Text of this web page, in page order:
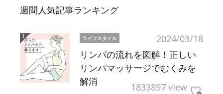
週間人気記事ランキング
2024/03/18
ライフスタイル
リンパの流れを図解！正しい
リンパマッサージでむくみを
解消
1833897 view